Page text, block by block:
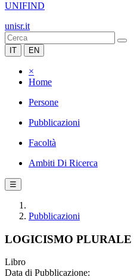
UNIFIND
unisr.it
IT EN
×
Home
Persone
Pubblicazioni
Facoltà
Ambiti Di Ricerca
☰
Pubblicazioni
LOGICISMO PLURALE
Libro
Data di Pubblicazione: